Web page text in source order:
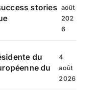
stories août
202
6
du
du
4
août
2026